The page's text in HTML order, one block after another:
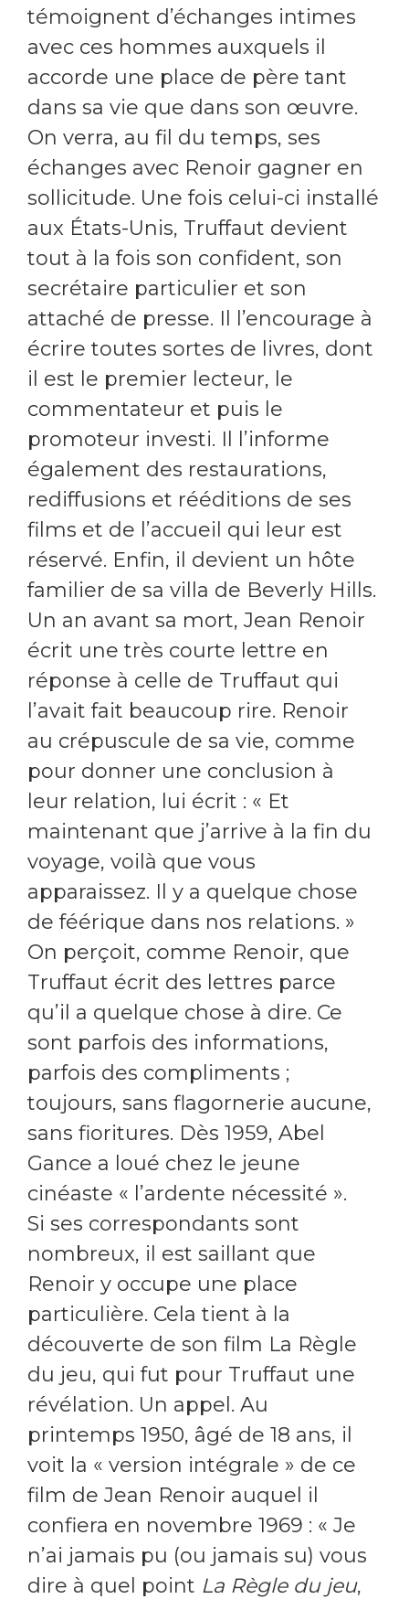
témoignent d’échanges intimes
avec ces hommes auxquels il
accorde une place de père tant
dans sa vie que dans son œuvre.
On verra, au fil du temps, ses
échanges avec Renoir gagner en
sollicitude. Une fois celui-ci installé
aux États-Unis, Truffaut devient
tout à la fois son confident, son
secrétaire particulier et son
attaché de presse. Il l’encourage à
écrire toutes sortes de livres, dont
il est le premier lecteur, le
commentateur et puis le
promoteur investi. Il l’informe
également des restaurations,
rediffusions et rééditions de ses
films et de l’accueil qui leur est
réservé. Enfin, il devient un hôte
familier de sa villa de Beverly Hills.
Un an avant sa mort, Jean Renoir
écrit une très courte lettre en
réponse à celle de Truffaut qui
l’avait fait beaucoup rire. Renoir
au crépuscule de sa vie, comme
pour donner une conclusion à
leur relation, lui écrit : « Et
maintenant que j’arrive à la fin du
voyage, voilà que vous
apparaissez. Il y a quelque chose
de féérique dans nos relations. »
On perçoit, comme Renoir, que
Truffaut écrit des lettres parce
qu’il a quelque chose à dire. Ce
sont parfois des informations,
parfois des compliments ;
toujours, sans flagornerie aucune,
sans fioritures. Dès 1959, Abel
Gance a loué chez le jeune
cinéaste « l’ardente nécessité ».
Si ses correspondants sont
nombreux, il est saillant que
Renoir y occupe une place
particulière. Cela tient à la
découverte de son film La Règle
du jeu, qui fut pour Truffaut une
révélation. Un appel. Au
printemps 1950, âgé de 18 ans, il
voit la « version intégrale » de ce
film de Jean Renoir auquel il
confiera en novembre 1969 : « Je
n’ai jamais pu (ou jamais su) vous
dire à quel point La Règle du jeu,